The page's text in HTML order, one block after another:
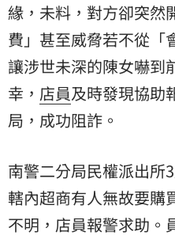
緣，未料，對方卻突然
費」甚至威脅若不從「
讓涉世未深的陳女嚇到
幸， 店員及時發現協助
局，成功阻詐。
南警二分局民權派出所
轄內超商有人無故要購
不明，店員報警求助。